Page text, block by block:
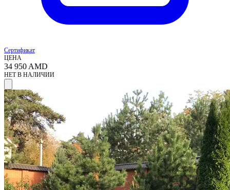
Сертификат
ЦЕНА
34 950 AMD
НЕТ В НАЛИЧИИ